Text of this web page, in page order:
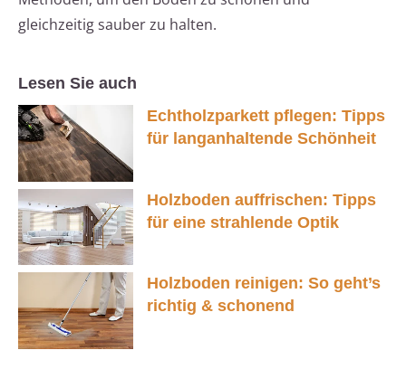
gleichzeitig sauber zu halten.
Lesen Sie auch
Echtholzparkett pflegen: Tipps
für langanhaltende Schönheit
Holzboden auffrischen: Tipps
für eine strahlende Optik
Holzboden reinigen: So geht’s
richtig & schonend